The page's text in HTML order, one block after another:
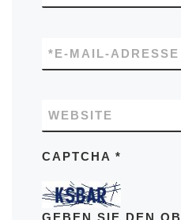
E-MAIL-ADRESSE
*
WEBSITE
CAPTCHA *
GEBEN SIE DEN